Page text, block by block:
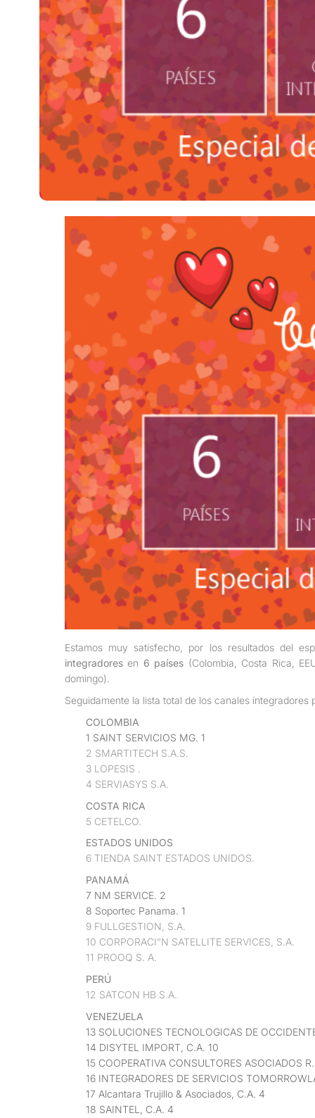
Estamos muy satisfecho, por los resultados del
integradoresen 6 países (Colombia, Costa Rica,
domingo).
Seguidamente la lista total de los canales
COLOMBIA
1 SAINT SERVICIOS MG. 1
2 SMARTITECH S.A.S.
3 LOPESIS .
4 SERVIASYS S.A.
COSTA RICA
5 CETELCO.
ESTADOS UNIDOS
6 TIENDA SAINT ESTADOS UNIDOS.
PANAMÁ
7 NM SERVICE. 2
8 Soportec Panama. 1
9 FULLGESTION, S.A.
10 CORPORACI”N SATELLITE SERVICES, S.A.
11 PROOQ S. A.
PERÚ
12 SATCON HB S.A.
VENEZUELA
13 SOLUCIONES TECNOLOGICAS DE
14 DISYTEL IMPORT, C.A. 10
15 COOPERATIVA CONSULTORES ASOCIADOS
16 INTEGRADORES DE SERVICIOS
17 Alcantara Trujillo & Asociados, C.A. 4
18 SAINTEL, C.A. 4